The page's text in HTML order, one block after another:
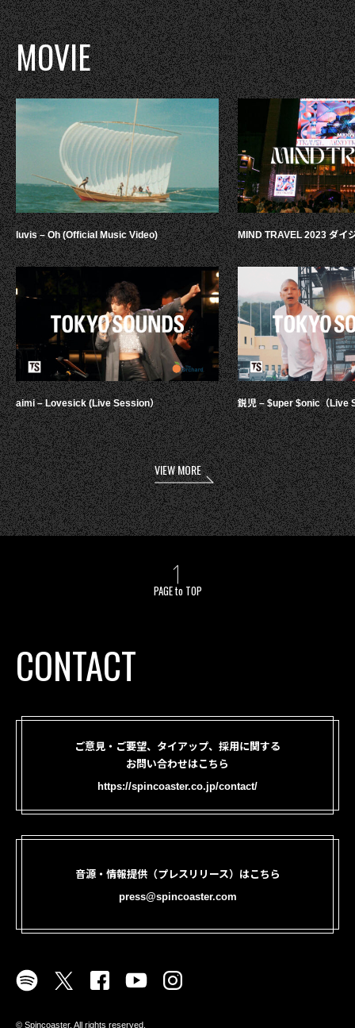
MOVIE
luvis – Oh (Official Music Video)
aimi – Lovesick (Live Session）
MIND TRAVEL 2023 ダイ
鋭児 – $uper $onic（Live
VIEW MORE
PAGE to TOP
CONTACT
ご意見・ご要望、タイアップ、採用に関する
お問い合わせはこちら
https://spincoaster.co.jp/contact/
音源・情報提供（プレスリリース）はこちら
press@spincoaster.com
©︎ Spincoaster. All rights reserved.